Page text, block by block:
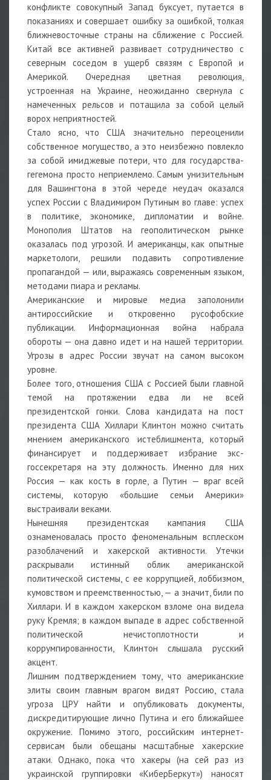
конфликте совокупный Запад буксует, путается в
показаниях и совершает ошибку за ошибкой, толкая
ближневосточные страны на сближение с Россией.
Китай все активней развивает сотрудничество с
северным соседом в ущерб связям с Европой и
Америкой. Очередная цветная революция,
устроенная на Украине, неожиданно свернула с
намеченных рельсов и потащила за собой целый
ворох неприятностей.
Стало ясно, что США значительно переоценили
собственное могущество, а это неизбежно повлекло
за собой имиджевые потери, что для государства-
гегемона просто неприемлемо. Самым унизительным
для Вашингтона в этой череде неудач оказался
успех России с Владимиром Путиным во главе: успех
в политике, экономике, дипломатии и войне.
Монополия Штатов на геополитическом рынке
оказалась под угрозой. И американцы, как опытные
маркетологи, решили подавить сопротивление
пропагандой — или, выражаясь современным языком,
методами пиара и рекламы.
Американские и мировые медиа заполонили
антироссийские и откровенно русофобские
публикации. Информационная война набрала
обороты — она давно идет и на нашей территории.
Угрозы в адрес России звучат на самом высоком
уровне.
Более того, отношения США с Россией были главной
темой на протяжении едва ли не всей
президентской гонки. Слова кандидата на пост
президента США Хиллари Клинтон можно считать
мнением американского истеблишмента, который
финансирует и поддерживает избрание экс-
госсекретаря на эту должность. Именно для них
Россия — как кость в горле, а Путин — враг всей
системы, которую «большие семьи Америки»
выстраивали веками.
Нынешняя президентская кампания США
ознаменовалась просто феноменальным всплеском
разоблачений и хакерской активности. Утечки
раскрывали истинный облик американской
политической системы, с ее коррупцией, лоббизмом,
кумовством и преемственностью, — а значит, били по
Хиллари. И в каждом хакерском взломе она видела
руку Кремля; в каждом выпаде в адрес собственной
политической нечистоплотности и
коррумпированности, Клинтон слышала русский
акцент.
Лишним подтверждением тому, что американские
элиты своим главным врагом видят Россию, стала
угроза ЦРУ найти и опубликовать документы,
дискредитирующие лично Путина и его ближайшее
окружение. Помимо этого, российским интернет-
сервисам были обещаны масштабные хакерские
атаки. Однако, пока что хакеры (на сей раз из
украинской группировки «КиберБеркут») наносят